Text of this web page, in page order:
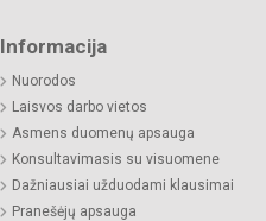
Informacija
Nuorodos
Laisvos darbo vietos
Asmens duomenų apsauga
Konsultavimasis su visuomene
Dažniausiai užduodami klausimai
Pranešėjų apsauga